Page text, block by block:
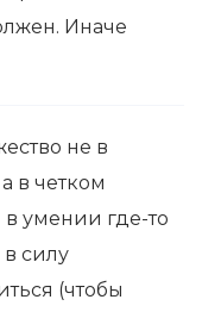
Иначе
не в
в четком
в умении где-то
в силу
(чтобы